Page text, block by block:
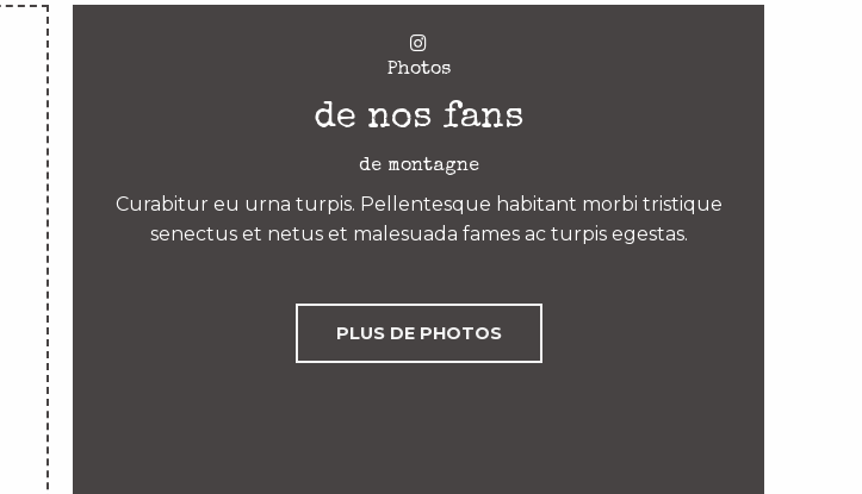
Photos
de nos fans
de montagne
Curabitur eu urna turpis. Pellentesque habitant morbi tristique
senectus et netus et malesuada fames ac turpis egestas.
PLUS DE PHOTOS